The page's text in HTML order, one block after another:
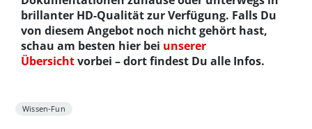
brillanter HD-Qualität zur Verfügung. Falls Du
von diesem Angebot noch nicht gehört hast,
schau am besten hier bei unserer
Übersichtvorbei – dort findest Du alle Infos.
Wissen-Fun